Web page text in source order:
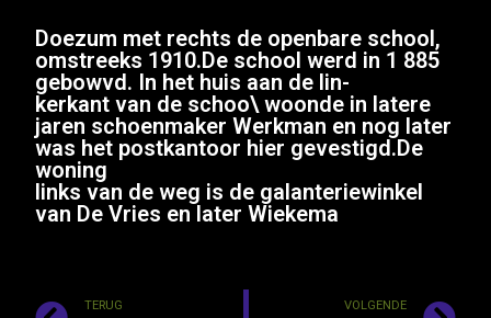
Doezum met rechts de openbare school,
omstreeks 1910.De school werd in 1 885
gebowvd. In het huis aan de lin-
kerkant van de schoo\ woonde in latere
jaren schoenmaker Werkman en nog later
was het postkantoor hier gevestigd.De
woning
links van de weg is de galanteriewinkel
van De Vries en later Wiekema
TERUG VOLGENDE